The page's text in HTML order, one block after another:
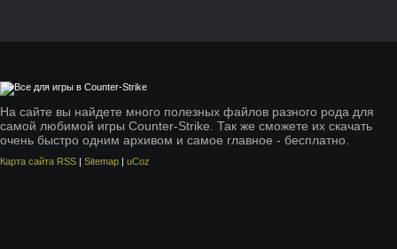
На сайте вы найдете много полезных файлов разного рода для
самой любимой игры Counter-Strike. Так же сможете их скачать
очень быстро одним архивом и самое главное - бесплатно.
Карта сайта RSS | Sitemap | uCoz